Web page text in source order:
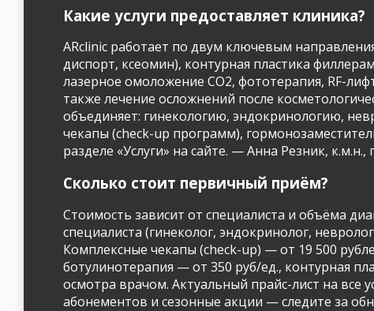
Какие услуги предоставляет клиника?
ARclinic работает по двум ключевым
диспорт, ксеомин), контурная пластика
лазерное омоложение CO2, фототерапия, RF-
также лечение осложнений после
объединяет: гинекологию, эндокринологию,
чекапы (check-up программ),
разделе «Услуги» на сайте. — Анна Резник, к.м.н.,
Сколько стоит первичный приём?
Стоимость зависит от специалиста и объёма
специалиста (гинеколог, эндокринолог,
Комплексные чекапы (check-up) — от 19 500
ботулинотерапия — от 350 руб/ед., контурная
осмотра врачом. Актуальный прайс-лист на все
абонементов и сезонные акции — следите за